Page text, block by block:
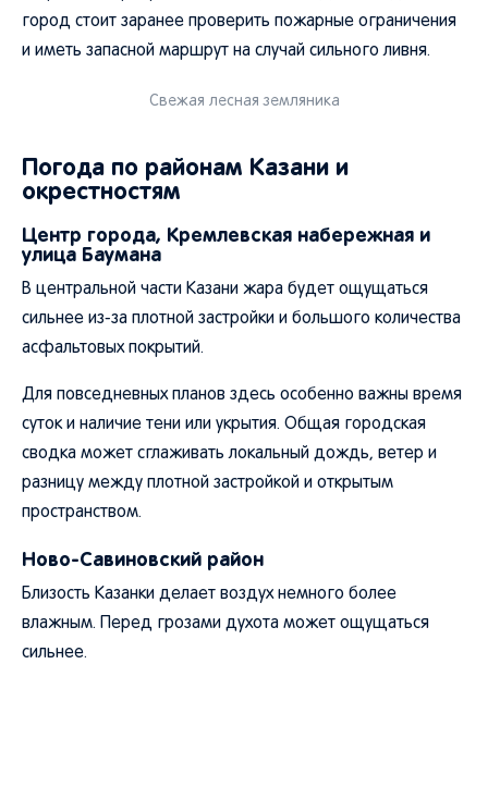
город стоит заранее проверить пожарные ограничения
и иметь запасной маршрут на случай сильного ливня.
Свежая лесная земляника
Погода по районам Казани и
окрестностям
Центр города, Кремлевская набережная и
улица Баумана
В центральной части Казани жара будет ощущаться
сильнее из-за плотной застройки и большого количества
асфальтовых покрытий.
Для повседневных планов здесь особенно важны время
суток и наличие тени или укрытия. Общая городская
сводка может сглаживать локальный дождь, ветер и
разницу между плотной застройкой и открытым
пространством.
Ново-Савиновский район
Близость Казанки делает воздух немного более
влажным. Перед грозами духота может ощущаться
сильнее.